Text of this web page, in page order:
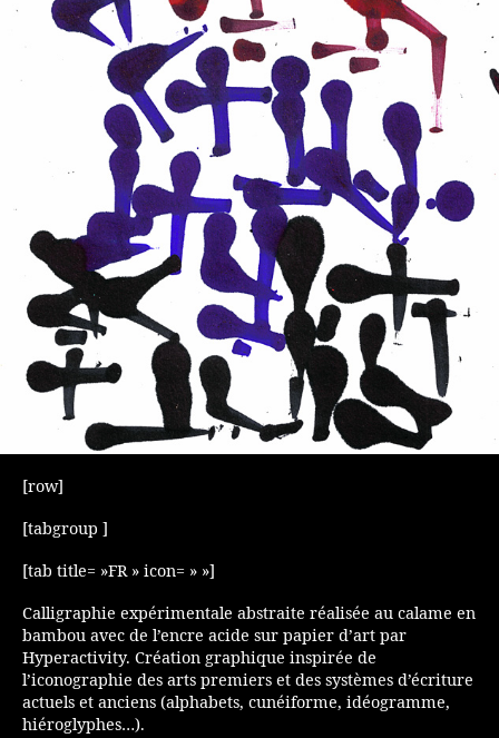
[row]
[tabgroup ]
[tab title= »FR » icon= » »]
Calligraphie expérimentale abstraite réalisée au calame en
bambou avec de l’encre acide sur papier d’art par
Hyperactivity. Création graphique inspirée de
l’iconographie des arts premiers et des systèmes d’écriture
actuels et anciens (alphabets, cunéiforme, idéogramme,
hiéroglyphes…).